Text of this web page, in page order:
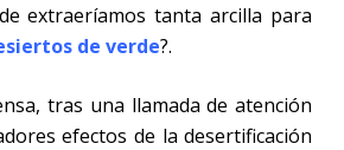
extraeríamos tanta arcilla para
de verde?.
tras una llamada de atención
efectos de la desertificación